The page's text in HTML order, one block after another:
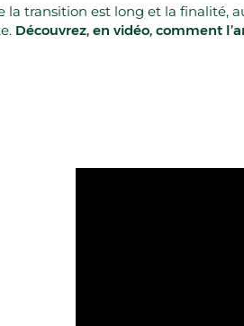
la transition est long et la finalité,
Découvrez, en vidéo, comment